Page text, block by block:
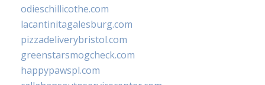
odieschillicothe.com
lacantinitagalesburg.com
pizzadeliverybristol.com
greenstarsmogcheck.com
happypawspl.com